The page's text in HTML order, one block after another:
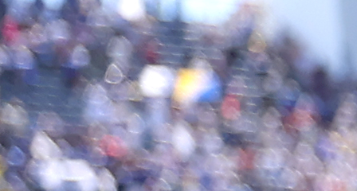
15:57, 15.07.2022